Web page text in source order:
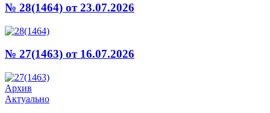
№ 28(1464) от 23.07.2026
№ 27(1463) от 16.07.2026
Архив
Актуально